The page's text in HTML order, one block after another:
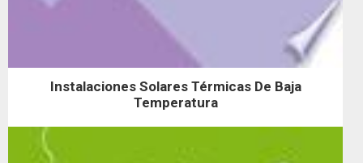
Instalaciones Solares Térmicas De Baja
Temperatura